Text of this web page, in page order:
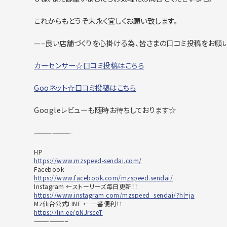
これからもどうぞ末永く宜しくお願い致します。
—–良い店舗づくりを心掛ける為、皆さまの口コミ投稿をお願
カーセンサー☆口コミ投稿はこちら
Gooネット☆口コミ投稿はこちら
Googleレビューも随時お待ちしております☆
——————-
HP
https://www.mzspeed-sendai.com/
Facebook
https://www.facebook.com/mzspeed.sendai/
Instagram ←ストーリーズ毎日更新！！
https://www.instagram.com/mzspeed_sendai/?hl=ja
Mz仙台公式LINE ← 一番便利！！
https://lin.ee/pNJrsceT
——————–